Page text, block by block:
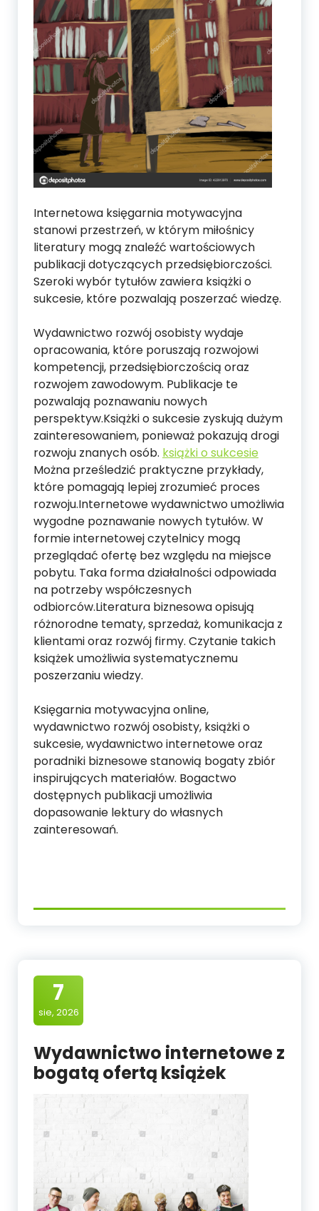
Internetowa księgarnia motywacyjna
stanowi przestrzeń, w którym miłośnicy
literatury mogą znaleźć wartościowych
publikacji dotyczących przedsiębiorczości.
Szeroki wybór tytułów zawiera książki o
sukcesie, które pozwalają poszerzać wiedzę.
Wydawnictwo rozwój osobisty wydaje
opracowania, które poruszają rozwojowi
kompetencji, przedsiębiorczością oraz
rozwojem zawodowym. Publikacje te
pozwalają poznawaniu nowych
perspektyw.Książki o sukcesie zyskują dużym
zainteresowaniem, ponieważ pokazują drogi
rozwoju znanych osób. książki o sukcesie
Można prześledzić praktyczne przykłady,
które pomagają lepiej zrozumieć proces
rozwoju.Internetowe wydawnictwo umożliwia
wygodne poznawanie nowych tytułów. W
formie internetowej czytelnicy mogą
przeglądać ofertę bez względu na miejsce
pobytu. Taka forma działalności odpowiada
na potrzeby współczesnych
odbiorców.Literatura biznesowa opisują
różnorodne tematy, sprzedaż, komunikacja z
klientami oraz rozwój firmy. Czytanie takich
książek umożliwia systematycznemu
poszerzaniu wiedzy.
Księgarnia motywacyjna online,
wydawnictwo rozwój osobisty, książki o
sukcesie, wydawnictwo internetowe oraz
poradniki biznesowe stanowią bogaty zbiór
inspirujących materiałów. Bogactwo
dostępnych publikacji umożliwia
dopasowanie lektury do własnych
zainteresowań.
7
sie, 2026
Wydawnictwo internetowe z
bogatą ofertą książek